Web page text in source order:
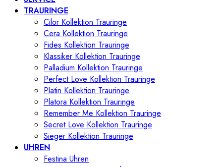
TRAURINGE
Cilor Kollektion Trauringe
Cera Kollektion Trauringe
Fides Kollektion Trauringe
Klassiker Kollektion Trauringe
Palladium Kollektion Trauringe
Perfect Love Kollektion Trauringe
Platin Kollektion Trauringe
Platora Kollektion Trauringe
Remember Me Kollektion Trauringe
Secret Love Kollektion Trauringe
Sieger Kollektion Trauringe
UHREN
Festina Uhren